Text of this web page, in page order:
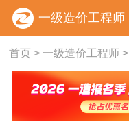
一级造价工程师
首页> 一级造价工程师>